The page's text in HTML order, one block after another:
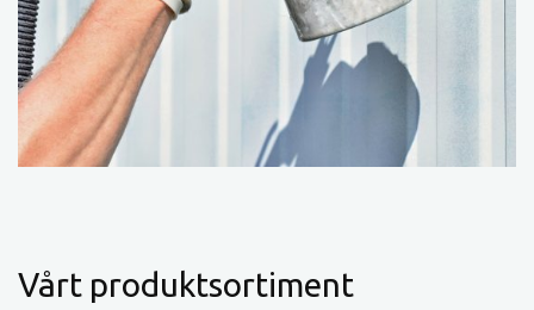
Vårt produktsortiment